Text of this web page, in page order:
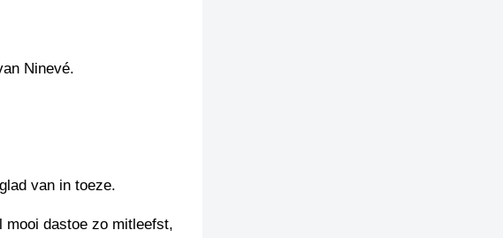
Ninevé.
van in toeze.
mooi dastoe zo mitleefst,